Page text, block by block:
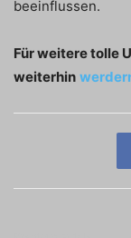
beeinflussen.
Für weitere tolle
weiterhin